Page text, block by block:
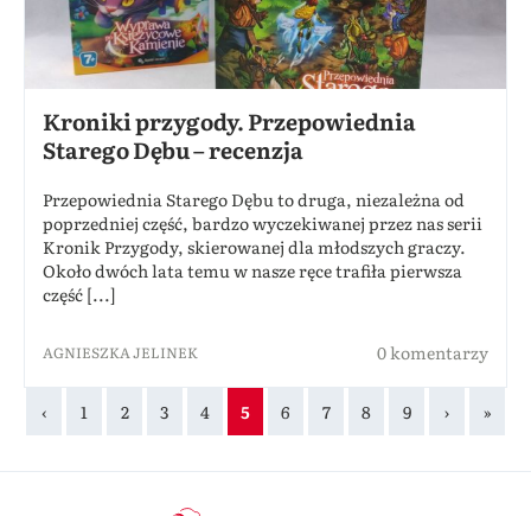
Kroniki przygody. Przepowiednia
Starego Dębu – recenzja
Przepowiednia Starego Dębu to druga, niezależna od
poprzedniej część, bardzo wyczekiwanej przez nas serii
Kronik Przygody, skierowanej dla młodszych graczy.
Około dwóch lata temu w nasze ręce trafiła pierwsza
część [...]
AGNIESZKA JELINEK 0 komentarzy
‹ 1 2 3 4 5 6 7 8 9 › »